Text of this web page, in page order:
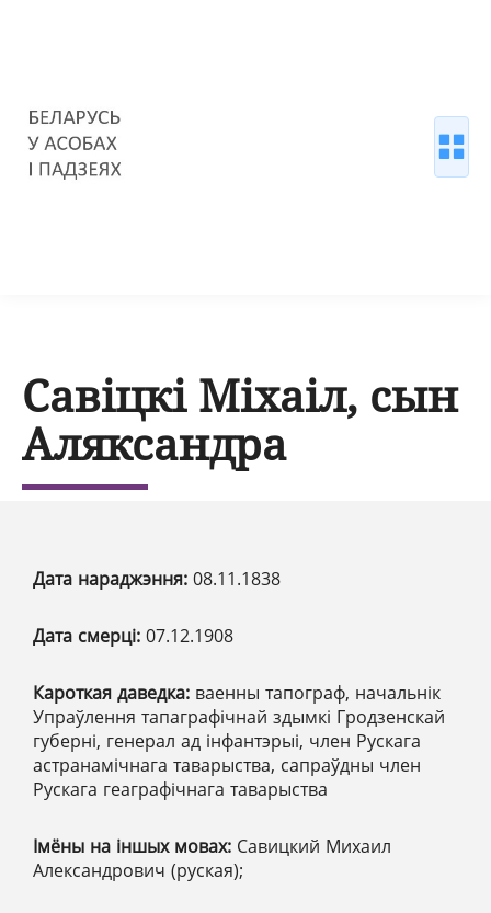
Савіцкі Міхаіл, сын
Аляксандра
Дата нараджэння: 08.11.1838
Дата смерці: 07.12.1908
Кароткая даведка: ваенны тапограф, начальнік
Упраўлення тапаграфічнай здымкі Гродзенскай
губерні, генерал ад інфантэрыі, член Рускага
астранамічнага таварыства, сапраўдны член
Рускага геаграфічнага таварыства
Імёны на іншых мовах: Савицкий Михаил
Александрович (руская);